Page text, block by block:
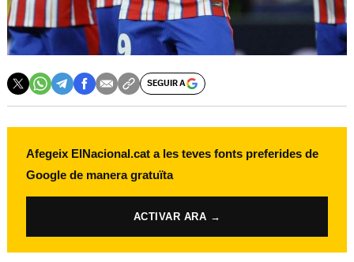
SEGUIR A
Afegeix ElNacional.cat a les teves fonts preferides de
Google de manera gratuïta
ACTIVAR ARA →